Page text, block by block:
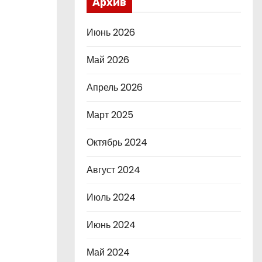
Июнь 2026
Май 2026
Апрель 2026
Март 2025
Октябрь 2024
Август 2024
Июль 2024
Июнь 2024
Май 2024